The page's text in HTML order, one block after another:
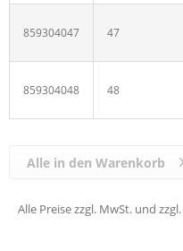
859304047 47
859304048 48
Alle Preise zzgl. MwSt. und zzgl.
Alle in den Warenkorb